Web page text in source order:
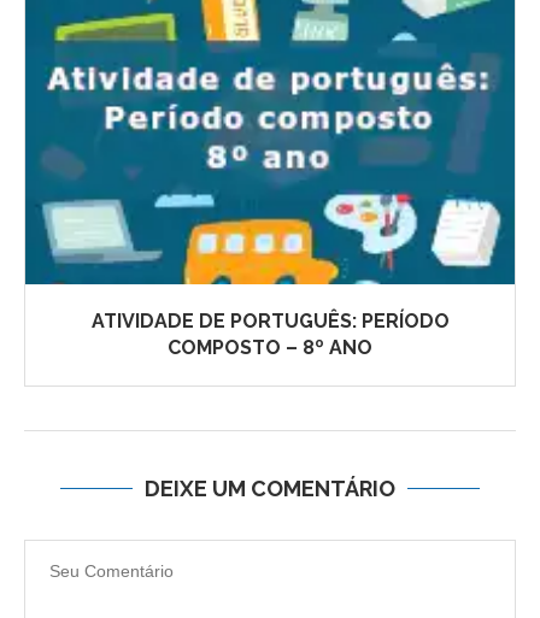
ATIVIDADE DE PORTUGUÊS: PERÍODO
COMPOSTO – 8º ANO
DEIXE UM COMENTÁRIO